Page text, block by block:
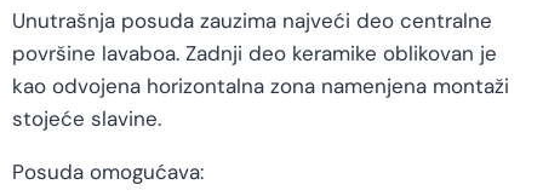
Unutrašnja posuda zauzima najveći deo centralne
površine lavaboa. Zadnji deo keramike oblikovan je
kao odvojena horizontalna zona namenjena montaži
stojeće slavine.
Posuda omogućava: